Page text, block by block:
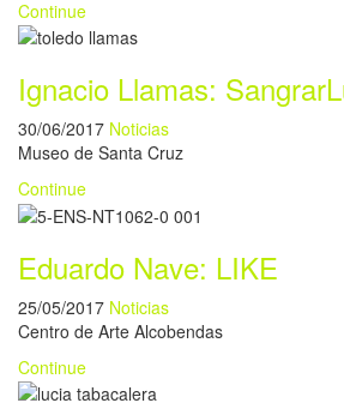
Continue
Ignacio Llamas:
30/06/2017 Noticias
Museo de Santa Cruz
Continue
Eduardo Nave: LIKE
25/05/2017 Noticias
Centro de Arte Alcobendas
Continue